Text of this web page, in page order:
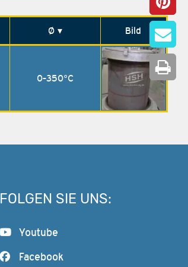
Ø▾ Bild
0-350°C
FOLGEN SIE UNS:
Youtube
Facebook